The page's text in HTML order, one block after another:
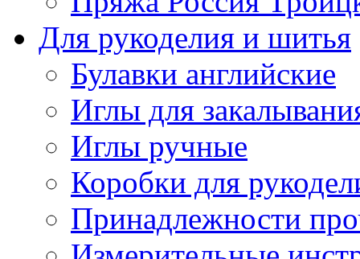
Для рукоделия и шитья
Булавки английские
Иглы для
Иглы ручные
Коробки для
Принадлежности